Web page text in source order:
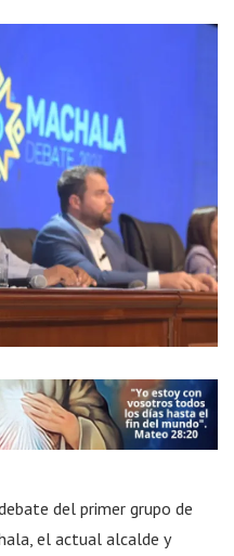
del primer grupo de
el actual alcalde y